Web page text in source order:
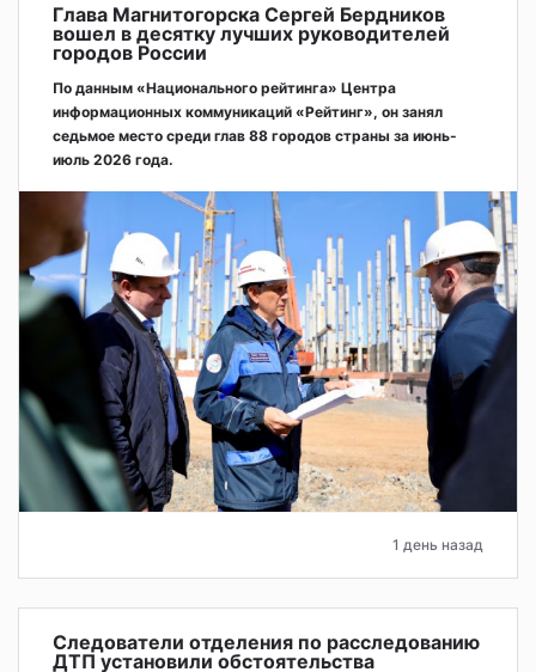
Глава Магнитогорска Сергей Бердников
вошел в десятку лучших руководителей
городов России
По данным «Национального рейтинга» Центра
информационных коммуникаций «Рейтинг», он занял
седьмое место среди глав 88 городов страны за июнь-
июль 2026 года.
1 день назад
Следователи отделения по расследованию
ДТП установили обстоятельства